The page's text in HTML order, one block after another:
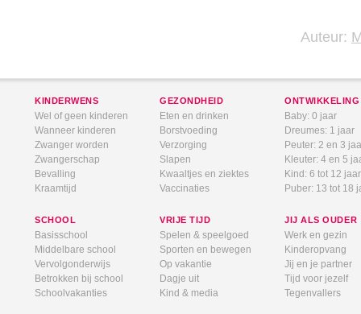
Auteur:
KINDERWENS
Wel of geen kinderen
Wanneer kinderen
Zwanger worden
Zwangerschap
Bevalling
Kraamtijd
GEZONDHEID
Eten en drinken
Borstvoeding
Verzorging
Slapen
Kwaaltjes en ziektes
Vaccinaties
ONTWIKKELING
Baby: 0 jaar
Dreumes: 1 jaar
Peuter: 2 en 3
Kleuter: 4 en 5
Kind: 6 tot 12 jaar
Puber: 13 tot 18
SCHOOL
Basisschool
Middelbare school
Vervolgonderwijs
Betrokken bij school
Schoolvakanties
VRIJE TIJD
Spelen & speelgoed
Sporten en bewegen
Op vakantie
Dagje uit
Kind & media
JIJ ALS OUDER
Werk en gezin
Kinderopvang
Jij en je partner
Tijd voor jezelf
Tegenvallers